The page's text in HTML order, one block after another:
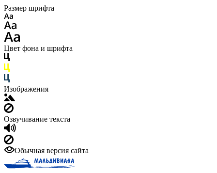
Размер шрифта
Цвет фона и шрифта
Изображения
Озвучивание текста
Обычная версия сайта